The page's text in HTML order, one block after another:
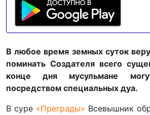
В любое время земных суток
поминать Создателя всего
конце дня мусульмане
посредством специальных дуа.
В суре «Преграды» Всевышник